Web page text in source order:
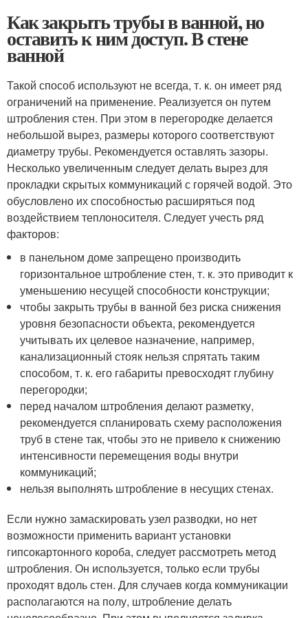
Как закрыть трубы в ванной, но
оставить к ним доступ. В стене
ванной
Такой способ используют не всегда, т. к. он имеет ряд
ограничений на применение. Реализуется он путем
штробления стен. При этом в перегородке делается
небольшой вырез, размеры которого соответствуют
диаметру трубы. Рекомендуется оставлять зазоры.
Несколько увеличенным следует делать вырез для
прокладки скрытых коммуникаций с горячей водой. Это
обусловлено их способностью расширяться под
воздействием теплоносителя. Следует учесть ряд
факторов:
в панельном доме запрещено производить
горизонтальное штробление стен, т. к. это приводит к
уменьшению несущей способности конструкции;
чтобы закрыть трубы в ванной без риска снижения
уровня безопасности объекта, рекомендуется
учитывать их целевое назначение, например,
канализационный стояк нельзя спрятать таким
способом, т. к. его габариты превосходят глубину
перегородки;
перед началом штробления делают разметку,
рекомендуется спланировать схему расположения
труб в стене так, чтобы это не привело к снижению
интенсивности перемещения воды внутри
коммуникаций;
нельзя выполнять штробление в несущих стенах.
Если нужно замаскировать узел разводки, но нет
возможности применить вариант установки
гипсокартонного короба, следует рассмотреть метод
штробления. Он используется, только если трубы
проходят вдоль стен. Для случаев когда коммуникации
располагаются на полу, штробление делать